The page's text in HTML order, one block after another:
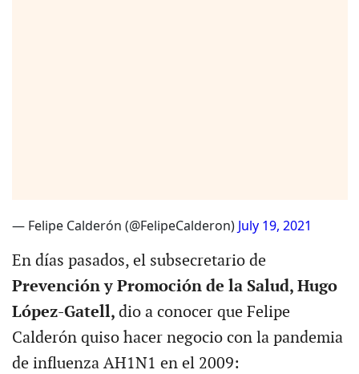
— Felipe Calderón (@FelipeCalderon) July 19, 2021
En días pasados, el subsecretario de
Prevención y Promoción de la Salud, Hugo
López-Gatell, dio a conocer que Felipe
Calderón quiso hacer negocio con la pandemia
de influenza AH1N1 en el 2009: